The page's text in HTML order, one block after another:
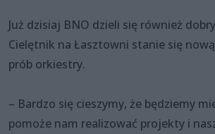
Już dzisiaj BNO dzieli się również
Cielętnik na Łasztowni stanie się
prób orkiestry.
– Bardzo się cieszymy, że będziemy
pomoże nam realizować projekty i